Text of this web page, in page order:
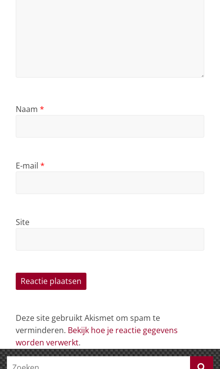
Naam *
E-mail *
Site
Deze site gebruikt Akismet om spam te
verminderen. Bekijk hoe je reactie gegevens
worden verwerkt.